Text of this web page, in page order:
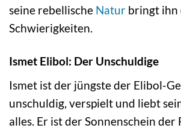
seine rebellische Natur bringt ihn
Schwierigkeiten.
Ismet Elibol: Der Unschuldige
Ismet ist der jüngste der Elibol-
unschuldig, verspielt und liebt
alles. Er ist der Sonnenschein der